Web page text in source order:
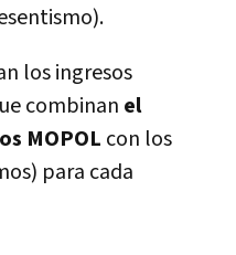
los ingresos
combinan el
MOPOL con los
para cada